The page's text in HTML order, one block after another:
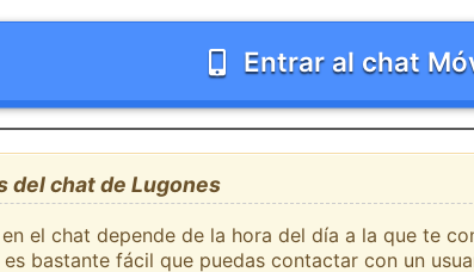
Entrar al chat
del chat de Lugones
el chat depende de la hora del día a la que te
es bastante fácil que puedas contactar con un